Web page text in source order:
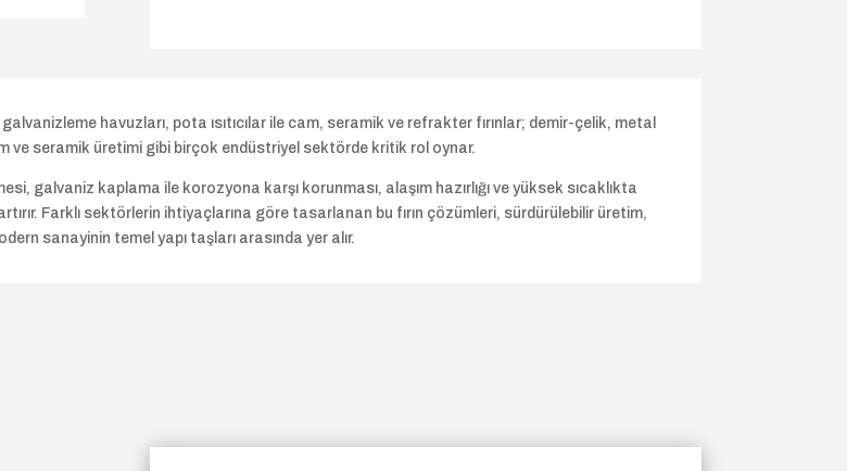
galvanizleme havuzları, pota ısıtıcılar ile cam, seramik ve refrakter fırınlar; demir-çelik, metal
ve seramik üretimi gibi birçok endüstriyel sektörde kritik rol oynar.
galvaniz kaplama ile korozyona karşı korunması, alaşım hazırlığı ve yüksek sıcaklıkta
Farklı sektörlerin ihtiyaçlarına göre tasarlanan bu fırın çözümleri, sürdürülebilir üretim,
sanayinin temel yapı taşları arasında yer alır.